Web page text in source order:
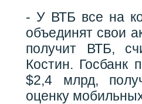
- У ВТБ все на
объединят свои
получит ВТБ,
Костин. Госбанк
$2,4 млрд,
оценку